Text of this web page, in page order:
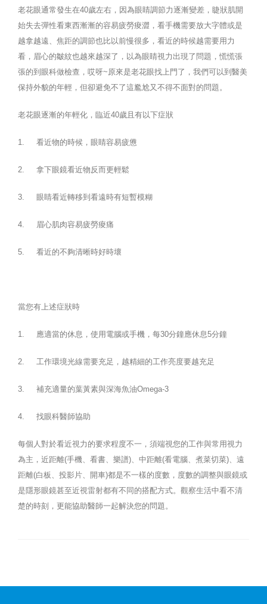
老花眼通常發生在40歲左右，因為眼睛調節力逐漸變差，睫狀肌開
始失去彈性看東西漸漸的容易疲勞痠澀，看手機需要放大字體或是
越拿越遠、焦距的調節也比以前慢很多，看近的時候越需要用力
看，眉心的皺紋也越來越深了，以為眼睛視力出現了問題，慌慌張
張的到眼科做檢查，哎呀~原來是老花眼找上門了，我們可以到醫美
保持外貌的年輕，但卻避免不了這尷尬又不得不面對的問題。
老花眼逐漸的年輕化，臨近40歲且有以下症狀
1. 看近物的時候，眼睛容易疲憊
2. 拿下眼鏡看近物反而更輕鬆
3. 眼睛看近轉移到看遠時有短暫模糊
4. 眉心肌肉容易疲勞痠痛
5. 看近的不夠清晰時好時壞
當您有上述症狀時
1. 應適當的休息，使用電腦或手機，每30分鐘應休息5分鐘
2. 工作環境光線需要充足，越精細的工作亮度要越充足
3. 補充適量的葉黃素與深海魚油Omega-3
4. 找眼科醫師協助
每個人對於看近視力的要求程度不一，須端視您的工作與常用視力
為主，近距離(手機、看書、樂譜)、中距離(看電腦、煮菜切菜)、遠
距離(白板、投影片、開車)都是不一樣的度數，度數的調整與眼鏡或
是隱形眼鏡甚至近視雷射都有不同的搭配方式。觀察生活中看不清
楚的時刻，更能協助醫師一起解決您的問題。